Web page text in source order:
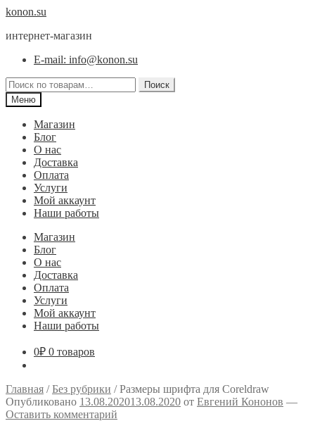
Перейти
навигации
Перейти
содержимому
konon.su
интернет-магазин
E-mail: info@konon.su
Искать:
Поиск
Меню
Магазин
Блог
О нас
Доставка
Оплата
Услуги
Мой аккаунт
Наши работы
Магазин
Блог
О нас
Доставка
Оплата
Услуги
Мой аккаунт
Наши работы
0₽ 0 товаров
Главная /Без рубрики /Размеры шрифта для Coreldraw
Опубликовано 13.08.202013.08.2020 от Евгений Кононов —
Оставить комментарий